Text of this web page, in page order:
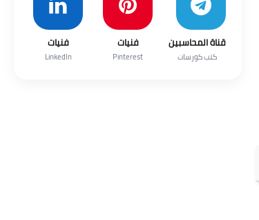
قناة المحاسبين
كتب كورسات
فنيات
Pinterest
فنيات
LinkedIn